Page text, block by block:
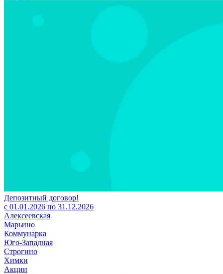
Депозитный договор!
с 01.01.2026 по 31.12.2026
Алексеевская
Марьино
Коммунарка
Юго-Западная
Строгино
Химки
Акции